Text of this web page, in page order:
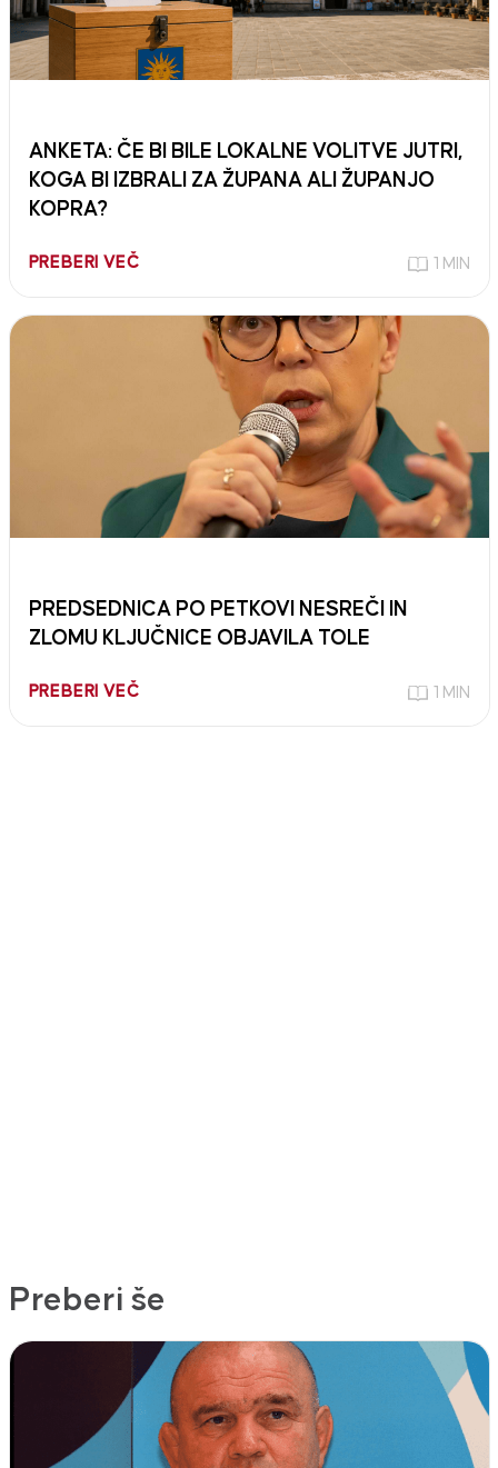
ANKETA: ČE BI BILE LOKALNE VOLITVE JUTRI,
KOGA BI IZBRALI ZA ŽUPANA ALI ŽUPANJO
KOPRA?
PREBERI VEČ 1 MIN
PREDSEDNICA PO PETKOVI NESREČI IN
ZLOMU KLJUČNICE OBJAVILA TOLE
PREBERI VEČ 1 MIN
Preberi še